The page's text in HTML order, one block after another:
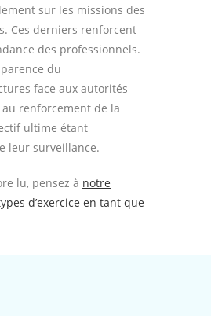
sur les missions des
Ces derniers renforcent
des professionnels.
du
face aux autorités
renforcement de la
ultime étant
leur surveillance.
lu, pensez à notre
d’exercice en tant que